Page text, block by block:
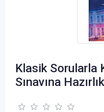
Klasik Sorularla
Sınavına